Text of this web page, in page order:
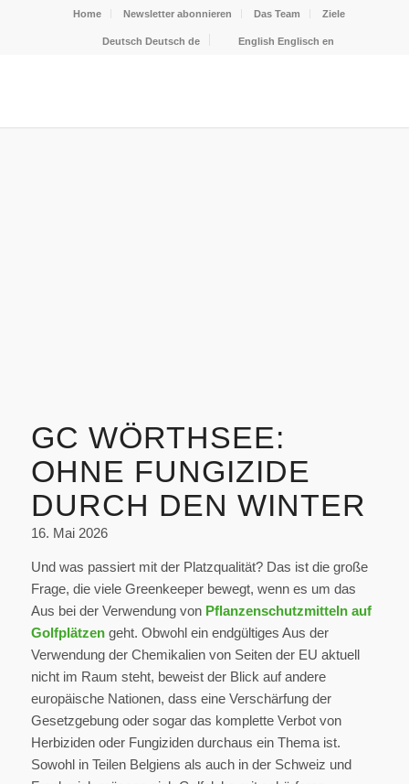
Home Newsletter abonnieren Das Team Ziele
Deutsch Deutsch de English Englisch en
GC WÖRTHSEE:
OHNE FUNGIZIDE
DURCH DEN WINTER
16. Mai 2026
Und was passiert mit der Platzqualität? Das ist die große
Frage, die viele Greenkeeper bewegt, wenn es um das
Aus bei der Verwendung von Pflanzenschutzmitteln auf
Golfplätzengeht. Obwohl ein endgültiges Aus der
Verwendung der Chemikalien von Seiten der EU aktuell
nicht im Raum steht, beweist der Blick auf andere
europäische Nationen, dass eine Verschärfung der
Gesetzgebung oder sogar das komplette Verbot von
Herbiziden oder Fungiziden durchaus ein Thema ist.
Sowohl in Teilen Belgiens als auch in der Schweiz und